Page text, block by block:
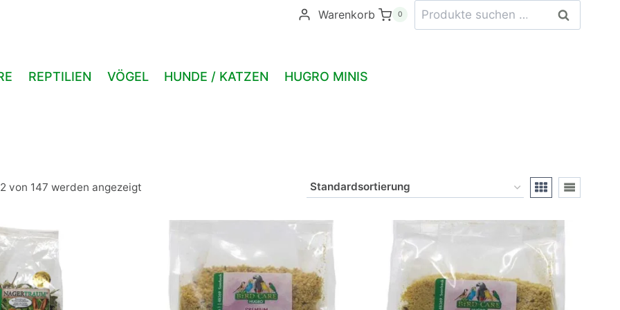
Warenkorb 0
Suchen
nach:
Suchen
REPTILIEN VÖGEL HUNDE / KATZEN HUGRO MINIS
von 147 werden angezeigt